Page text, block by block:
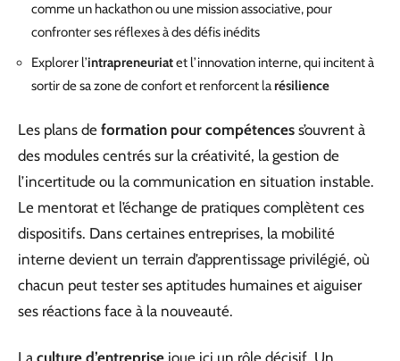
comme un hackathon ou une mission associative, pour
confronter ses réflexes à des défis inédits
Explorer l’intrapreneuriatet l’innovation interne, qui incitent à
sortir de sa zone de confort et renforcent larésilience
Les plans de formation pour compétences s’ouvrent à
des modules centrés sur la créativité, la gestion de
l’incertitude ou la communication en situation instable.
Le mentorat et l’échange de pratiques complètent ces
dispositifs. Dans certaines entreprises, la mobilité
interne devient un terrain d’apprentissage privilégié, où
chacun peut tester ses aptitudes humaines et aiguiser
ses réactions face à la nouveauté.
La culture d’entreprise joue ici un rôle décisif. Un